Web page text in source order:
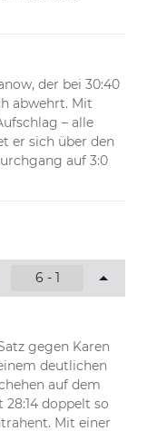
der bei 30:40
abwehrt. Mit
– alle
er sich über den
auf 3:0
6 - 1
gegen Karen
deutlichen
auf dem
doppelt so
Mit einer